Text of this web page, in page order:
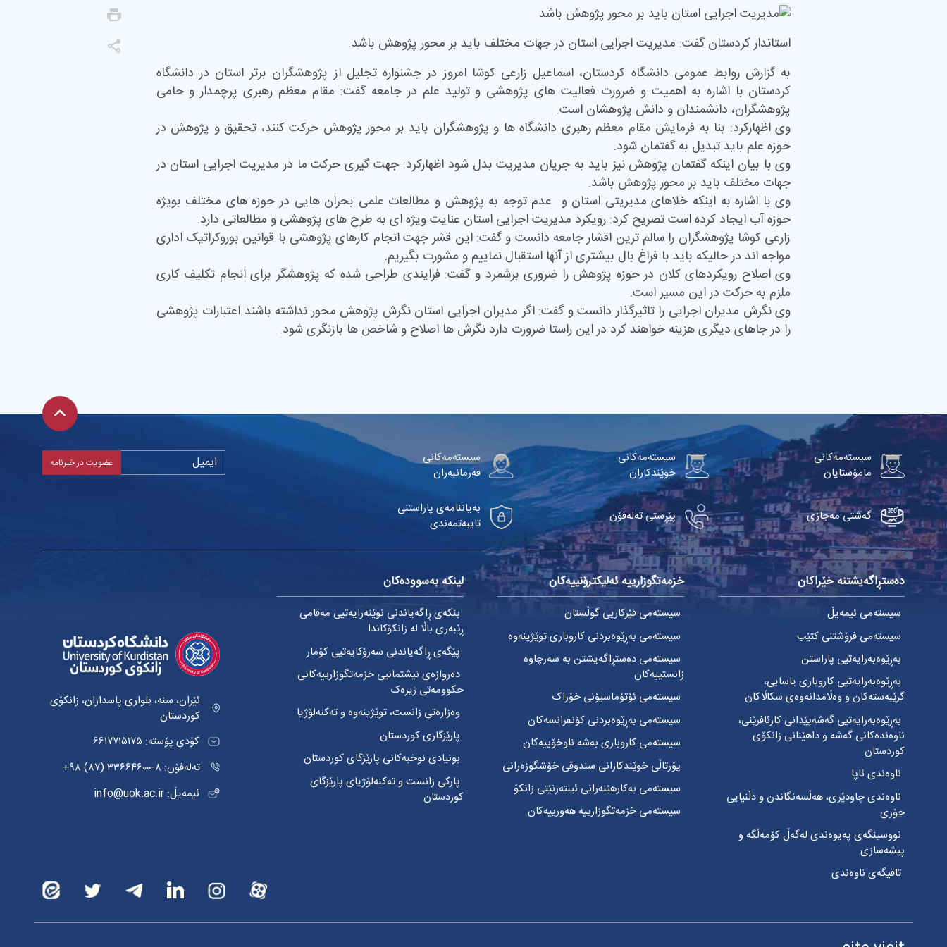
استاندار کردستان گفت: مدیریت اجرایی استان در جهات مختلف باید بر محور پژوهش باشد.
به گزارش روابط عمومی دانشگاه کردستان، اسماعیل زارعی کوشا امروز در جشنواره تجلیل از پژوهشگران برتر استان در دانشگاه
کردستان با اشاره به اهمیت و ضرورت فعالیت های پژوهشی و تولید علم در جامعه گفت: مقام معظم رهبری پرچمدار و حامی
پژوهشگران، دانشمندان و دانش پژوهشان است.
وی اظهارکرد: بنا به فرمایش مقام معظم رهبری دانشگاه ها و پژوهشگران باید بر محور پژوهش حرکت کنند، تحقیق و پژوهش در
حوزه علم باید تبدیل به گفتمان شود.
وی با بیان اینکه گفتمان پژوهش نیز باید به جریان مدیریت بدل شود اظهارکرد: جهت گیری حرکت ما در مدیریت اجرایی استان در
جهات مختلف باید بر محور پژوهش باشد.
وی با اشاره به اینکه خلاهای مدیریتی استان و عدم توجه به پژوهش و مطالعات علمی بحران هایی در حوزه های مختلف بویژه
حوزه آب ایجاد کرده است تصریح کرد: رویکرد مدیریت اجرایی استان عنایت ویژه ای به طرح های پژوهشی و مطالعاتی دارد.
زارعی کوشا پژوهشگران را سالم ترین اقشار جامعه دانست و گفت: این قشر جهت انجام کارهای پژوهشی با قوانین بوروکراتیک اداری
مواجه اند در حالیکه باید با فراغ بال بیشتری از آنها استقبال نماییم و مشورت بگیریم.
وی اصلاح رویکردهای کلان در حوزه پژوهش را ضروری برشمرد و گفت: فرایندی طراحی شده که پژوهشگر برای انجام تکلیف کاری
ملزم به حرکت در این مسیر است.
وی نگرش مدیران اجرایی را تاثیرگذار دانست و گفت: اگر مدیران اجرایی استان نگرش پژوهش محور نداشته باشند اعتبارات پژوهشی
را در جاهای دیگری هزینه خواهند کرد در این راستا ضرورت دارد نگرش ها اصلاح و شاخص ها بازنگری شود.
سیستەمەکانی
مامۆستایان
سیستەمەکانی
خوێندکاران
سیستەمەکانی
فەرمانبەران
گەشتی مەجازی پێڕستی تەلەفۆن
بەیاننامەی پاراستنی
تایبەتمەندی
دەستڕاگەیشتنە خێراکان
سیستەمی ئیمەیڵ
سیستەمی فرۆشتنی کتێب
بەڕێوەبەرایەتیی پاراستن
بەڕێوەبەرایەتیی کاروباری یاسایی،
گرێبەستەکان و وەڵامدانەوەی سکاڵاکان
بەڕێوەبەرایەتیی گەشەپێدانی کارئافرێنی،
ناوەندەکانی گەشە و داهێنانی زانکۆی
کوردستان
ناوەندی ئاپا
ناوەندی چاودێری، هەڵسەنگاندن و دڵنیایی
جۆری
نووسینگەی پەیوەندی لەگەڵ کۆمەڵگە و
پیشەسازی
تاقیگەی ناوەندی
خزمەتگوزارییە ئەلیکترۆنییەکان
سیستەمی فێرکاریی گوڵستان
سیستەمی بەڕێوەبردنی کاروباری توێژینەوە
سیستەمی دەستڕاگەیشتن بە سەرچاوە
زانستییەکان
سیستەمی ئۆتۆماسیۆنی خۆراک
سیستەمی بەڕێوەبردنی کۆنفرانسەکان
سیستەمی کاروباری بەشە ناوخۆییەکان
پۆرتاڵی خوێندکارانی سندوقی خۆشگوزەرانی
سیستەمی بەکارهێنەرانی ئینتەرنێتی زانکۆ
سیستەمی خزمەتگوزارییە هەورییەکان
لینکە بەسوودەکان
بنکەی ڕاگەیاندنی نوێنەرایەتیی مەقامی
ڕێبەری باڵا لە زانکۆکاندا
پێگەی ڕاگەیاندنی سەرۆکایەتیی کۆمار
دەروازەی نیشتمانیی خزمەتگوزارییەکانی
حکوومەتی زیرەک
وەزارەتی زانست، توێژینەوە و تەکنەلۆژیا
پارێزگاری کوردستان
بونیادی نوخبەکانی پارێزگای کوردستان
پارکی زانست و تەکنەلۆژیای پارێزگای
کوردستان
ئێران، سنە، بلواری پاسداران، زانکۆی
کوردستان
کۆدی پۆستە: ٦٦١٧٧١٥١٧٥
تەلەفۆن: ٨-٣٣٦٦٤٦٠٠ (٨٧) ٩٨+
ئیمەیڵ: info@uok.ac.ir